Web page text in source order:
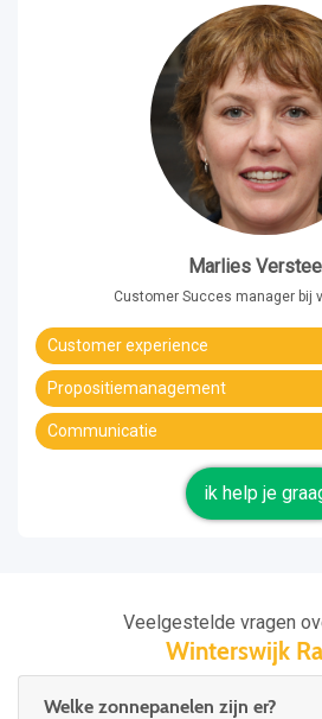
Marlies
Customer Succes manager bij
Customer experience
Propositiemanagement
Communicatie
ik help je
Veelgestelde vragen
Winterswijk
Welke zonnepanelen zijn er?